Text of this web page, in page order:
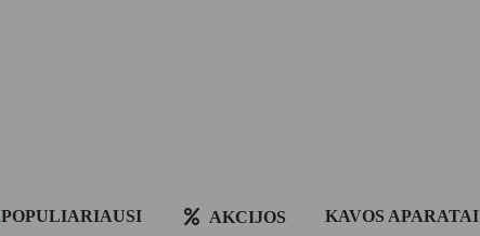
POPULIARIAUSI AKCIJOS KAVOS APARATAI